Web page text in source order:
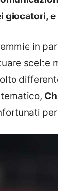
giocatori,
in
scelte